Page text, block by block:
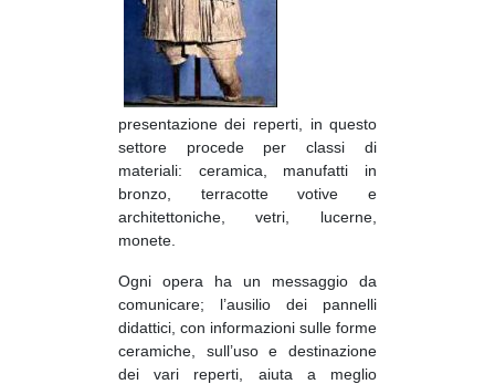
presentazione dei reperti, in questo
settore procede per classi di
materiali: ceramica, manufatti in
bronzo, terracotte votive e
architettoniche, vetri, lucerne,
monete.
Ogni opera ha un messaggio da
comunicare; l’ausilio dei pannelli
didattici, con informazioni sulle forme
ceramiche, sull’uso e destinazione
dei vari reperti, aiuta a meglio